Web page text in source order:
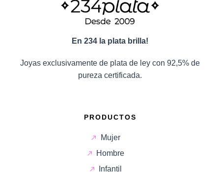
En 234 la plata brilla!
Joyas exclusivamente de plata de ley con 92,5% de
pureza certificada.
PRODUCTOS
Mujer
Hombre
Infantil